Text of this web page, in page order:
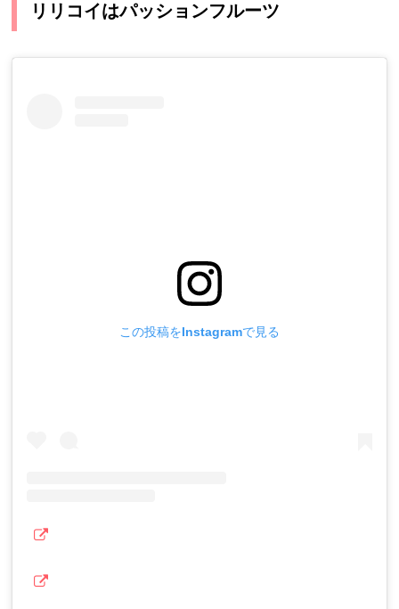
リリコイはパッションフルーツ
この投稿をInstagramで見る